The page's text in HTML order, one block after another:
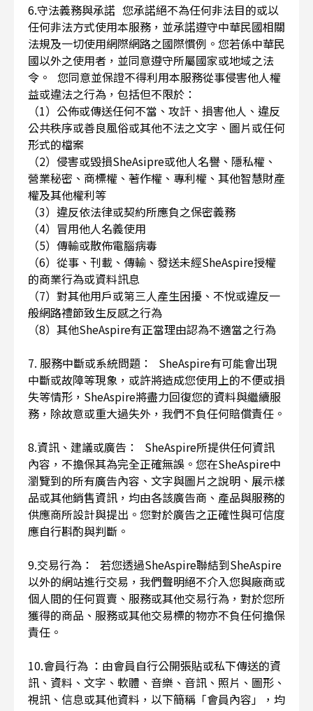
6.守法義務與承諾 您承諾絕不為任何非法目的或以
任何非法方式使用本服務，並承諾遵守中華民國相關
法規及一切使用網際網路之國際慣例。您若係中華民
國以外之使用者，並同意遵守所屬國家或地域之法
令。 您同意並保證不得利用本服務從事侵害他人權
益或違法之行為，包括但不限於：
（1）公佈或傳送任何不當、攻訐、損害他人、違反
公共秩序或善良風俗或其他不法之文字、圖片或任何
形式的檔案
（2）侵害或毀損SheAsipre或他人名譽、隱私權、
營業秘密、商標權、著作權、專利權、其他智慧財產
權及其他權利等
（3）違反依法律或契約所應負之保密義務
（4）冒用他人名義使用
（5）傳輸或散佈電腦病毒
（6）從事、刊載、傳輸、發送未經SheAspire授權
的商業行為或資料訊息
（7）對其他用戶或第三人產生困擾、不悅或違反一
般網路禮節致生反感之行為
（8）其他SheAspire有正當理由認為不適當之行為
7. 服務中斷或系統問題： SheAspire有可能會出現
中斷或故障等現象，或許將造成您使用上的不便或損
失等情形，SheAspire將盡力回復您的資料與繼續服
務，除故意或重大過失外，我們不負任何賠償責任。
8.資訊、建議或廣告： SheAspire所提供任何資訊
內容，不擔保其為完全正確無誤。您在SheAspire中
瀏覽到的所有廣告內容、文字與圖片之說明、展示樣
品或其他銷售資訊，均由各該廣告商、產品與服務的
供應商所設計與提出。您對於廣告之正確性與可信度
應自行斟酌與判斷。
9.交易行為： 若您透過SheAspire聯結到SheAspire
以外的網站進行交易，我們聲明絕不介入您與廠商或
個人間的任何買賣、服務或其他交易行為，對於您所
獲得的商品、服務或其他交易標的物亦不負任何擔保
責任。
10.會員行為 ：由會員自行公開張貼或私下傳送的資
訊、資料、文字、軟體、音樂、音訊、照片、圖形、
視訊、信息或其他資料，以下簡稱「會員內容」，均